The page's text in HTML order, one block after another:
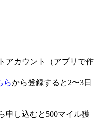
アカウント（アプリで作
らから登録すると2〜3日
申し込むと500マイル獲